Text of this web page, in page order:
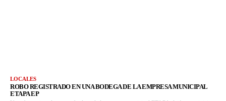
LOCALES
ROBO REGISTRADO EN UNA BODEGA DE LA EMPRESA MUNICIPAL
ETAPA EP